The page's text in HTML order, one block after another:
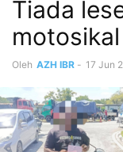
Tiada
Oleh AZH IBR - 17 Jun